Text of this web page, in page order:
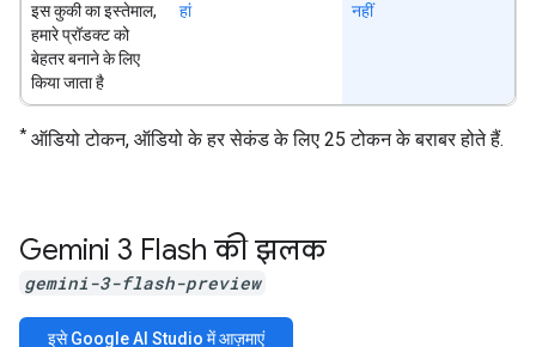
इस कुकी का इस्तेमाल,
हमारे प्रॉडक्ट को
बेहतर बनाने के लिए
किया जाता है
हां नहीं
* ऑडियो टोकन, ऑडियो के हर सेकंड के लिए 25 टोकन के बराबर होते हैं.
Gemini 3 Flash की झलक
gemini-3-flash-preview
इसे Google AI Studio में आज़माएं